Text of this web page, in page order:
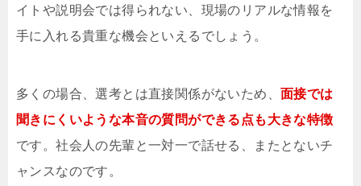
イトや説明会では得られない、現場のリアルな情報を
手に入れる貴重な機会といえるでしょう。
多くの場合、選考とは直接関係がないため、 面接では
聞きにくいような本音の質問ができる点も大きな特徴
です。社会人の先輩と一対一で話せる、またとないチ
ャンスなのです。